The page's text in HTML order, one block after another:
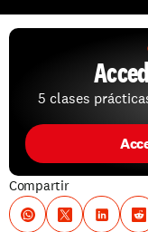
5 clases
Compartir